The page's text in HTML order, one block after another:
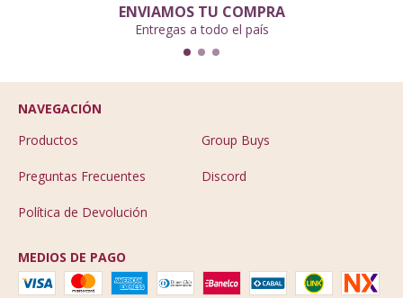
ENVIAMOS TU COMPRA
Entregas a todo el país
NAVEGACIÓN
Productos
Group Buys
Preguntas Frecuentes Discord
Política de Devolución
MEDIOS DE PAGO